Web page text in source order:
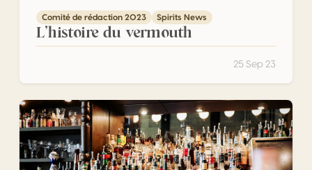
Comité de rédaction 2023 Spirits News
L’histoire du vermouth
25 Sep 23
Le marché des spiritueux en Italie dans l’après-Covid